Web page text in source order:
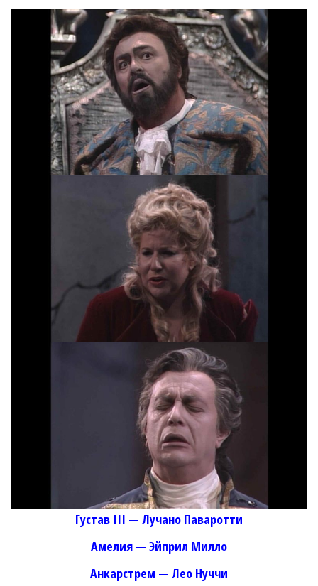
Густав III — Лучано Паваротти
Амелия — Эйприл Милло
Анкарстрем — Лео Нуччи